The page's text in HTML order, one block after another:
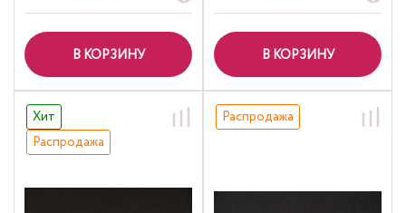
В КОРЗИНУ В КОРЗИНУ
Хит
Распродажа
Распродажа